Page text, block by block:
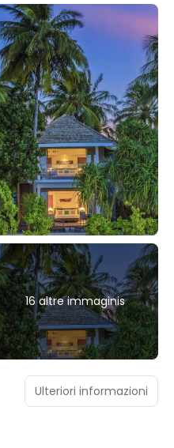
16 altre immaginis
Ulteriori informazioni